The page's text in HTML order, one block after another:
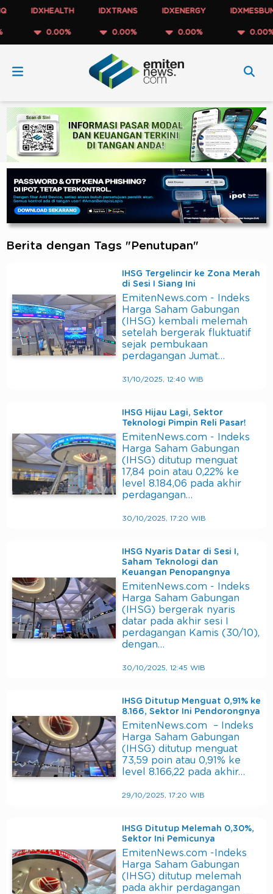
IDXHEALTH
0.00%
IDXTRANS
0.00%
IDXENERGY
0.00%
IDXMESBUMN
0.00%
Berita dengan Tags "Penutupan"
IHSG Tergelincir ke Zona Merah
di Sesi I Siang Ini
EmitenNews.com - Indeks
Harga Saham Gabungan
(IHSG) kembali melemah
setelah bergerak fluktuatif
sejak pembukaan
perdagangan Jumat…
31/10/2025, 12:40 WIB
IHSG Hijau Lagi, Sektor
Teknologi Pimpin Reli Pasar!
EmitenNews.com - Indeks
Harga Saham Gabungan
(IHSG) ditutup menguat
17,84 poin atau 0,22% ke
level 8.184,06 pada akhir
perdagangan…
30/10/2025, 17:20 WIB
IHSG Nyaris Datar di Sesi I,
Saham Teknologi dan
Keuangan Penopangnya
EmitenNews.com - Indeks
Harga Saham Gabungan
(IHSG) bergerak nyaris
datar pada akhir sesi I
perdagangan Kamis (30/10),
dengan…
30/10/2025, 12:45 WIB
IHSG Ditutup Menguat 0,91% ke
8.166, Sektor Ini Pendorongnya
EmitenNews.com – Indeks
Harga Saham Gabungan
(IHSG) ditutup menguat
73,59 poin atau 0,91% ke
level 8.166,22 pada akhir…
29/10/2025, 17:20 WIB
IHSG Ditutup Melemah 0,30%,
Sektor Ini Pemicunya
EmitenNews.com -Indeks
Harga Saham Gabungan
(IHSG) ditutup melemah
pada akhir perdagangan